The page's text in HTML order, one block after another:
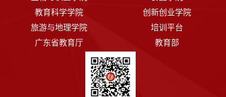
教育科学学院
创新创业学院
旅游与地理学院
培训平台
广东省教育厅
教育部